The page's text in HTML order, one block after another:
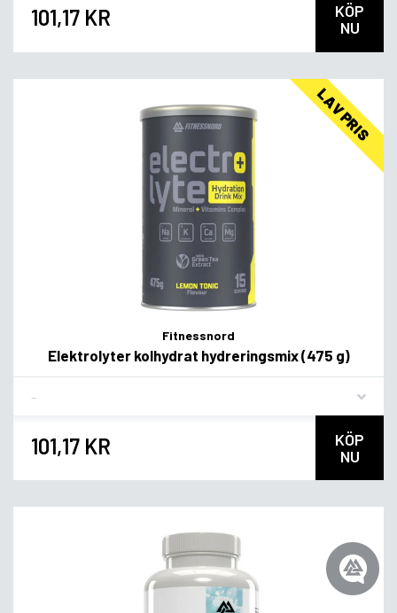
101,17 KR
KÖP
NU
LAV PRIS
Fitnessnord
Elektrolyter kolhydrat hydreringsmix (475 g)
101,17 KR
KÖP
NU